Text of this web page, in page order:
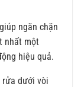
ngăn chặn
nhất một
hiệu quả.
rửa dưới vòi